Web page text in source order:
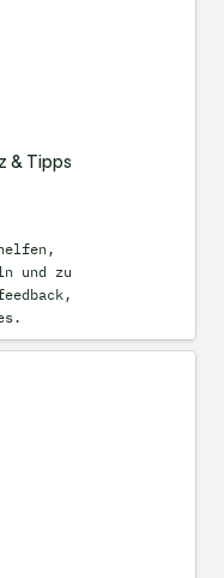
& Tipps
und zu
Meetings &